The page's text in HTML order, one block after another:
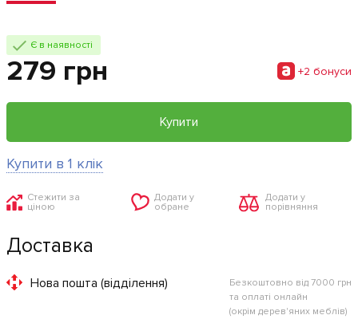
Є в наявності
279 грн +2 бонуси
Купити
Купити в 1 клік
Стежити за
ціною
Додати у
обране
Додати у
порівняння
Доставка
Нова пошта (відділення)
Безкоштовно від 7000 грн
та оплаті онлайн
(окрім дерев'яних меблів)